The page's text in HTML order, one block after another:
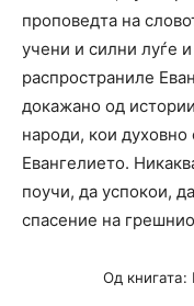
проповедта на
учени и силни луѓе
распространиле
докажано од
народи, кои
Евангелието.
поучи, да успокои,
спасение на
Од книгата: